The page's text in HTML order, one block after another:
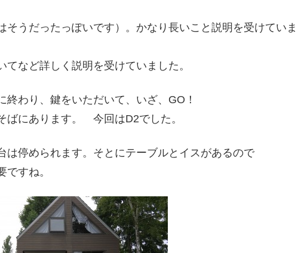
そうだったっぽいです）。かなり長いこと説明を受けていま
など詳しく説明を受けていました。
わり、鍵をいただいて、いざ、GO！
ばにあります。 今回はD2でした。
は停められます。そとにテーブルとイスがあるので
すね。